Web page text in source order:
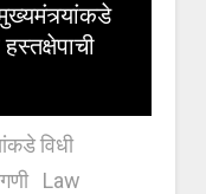
विधी
Law